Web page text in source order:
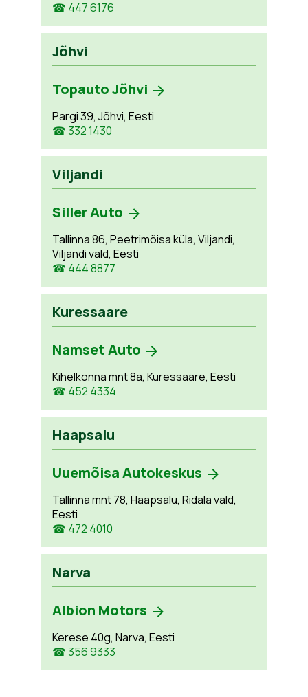
☎ 447 6176
Jõhvi
Topauto Jõhvi
Pargi 39, Jõhvi, Eesti
☎ 332 1430
Viljandi
Siller Auto
Tallinna 86, Peetrimõisa küla, Viljandi,
Viljandi vald, Eesti
☎ 444 8877
Kuressaare
Namset Auto
Kihelkonna mnt 8a, Kuressaare, Eesti
☎ 452 4334
Haapsalu
Uuemõisa Autokeskus
Tallinna mnt 78, Haapsalu, Ridala vald,
Eesti
☎ 472 4010
Narva
Albion Motors
Kerese 40g, Narva, Eesti
☎ 356 9333